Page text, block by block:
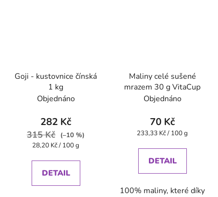
Goji - kustovnice čínská
1 kg
Objednáno
282 Kč
315 Kč
(–10 %)
Měrná
28,20 Kč / 100 g
DETAIL
Maliny celé sušené
mrazem 30 g VitaCup
Objednáno
70 Kč
Měrná
233,33 Kč / 100 g
DETAIL
100% maliny, které díky